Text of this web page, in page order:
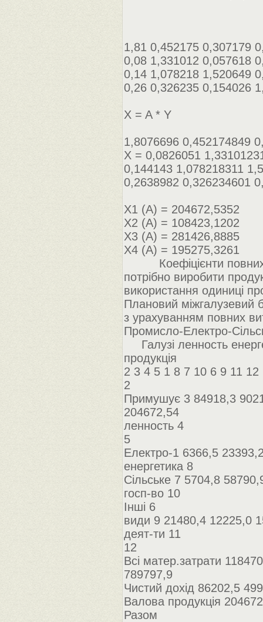
1,81 0,452175 0,307179
0,08 1,331012 0,057618
0,14 1,078218 1,520649
0,26 0,326235 0,154026
X = A * Y
1,8076696 0,452174849
Х = 0,0826051
0,144143 1,078218311
0,2638982 0,326234601
Х1 (А) = 204672,5352
Х2 (А) = 108423,1202
Х3 (А) = 281426,8885
Х4 (А) = 195275,3261
Коефіцієнти повних
потрібно виробити
використання одиниці
Плановий міжгалузевий
з урахуванням повних
Промисло-Електро-
Галузі ленность
продукція
2 3 4 5 1 8 7 10 6 9 11 12
2
Примушує 3 84918,3
204672,54
ленность 4
5
Електро-1 6366,5
енергетика 8
Сільське 7 5704,8
госп-во 10
Інші 6
види 9 21480,4 12225,0
деят-ти 11
12
Всі матер.затрати
789797,9
Чистий дохід 86202,5
Валова продукція
Разом